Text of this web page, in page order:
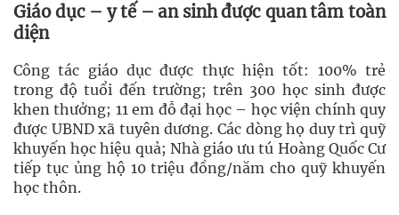
Giáo dục – y tế – an sinh được quan tâm toàn
diện
Công tác giáo dục được thực hiện tốt: 100% trẻ
trong độ tuổi đến trường; trên 300 học sinh được
khen thưởng; 11 em đỗ đại học – học viện chính quy
được UBND xã tuyên dương. Các dòng họ duy trì quỹ
khuyến học hiệu quả; Nhà giáo ưu tú Hoàng Quốc Cư
tiếp tục ủng hộ 10 triệu đồng/năm cho quỹ khuyến
học thôn.